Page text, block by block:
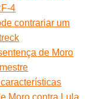
4
contrariar um
de Moro
Moro contra Lula